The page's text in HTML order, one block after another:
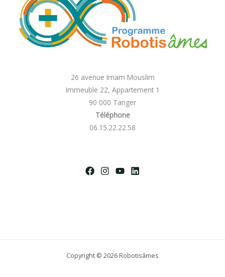
26 avenue Imam Mouslim
Immeuble 22, Appartement 1
90 000 Tanger
Téléphone
06.15.22.22.58
Copyright © 2026 Robotisâmes